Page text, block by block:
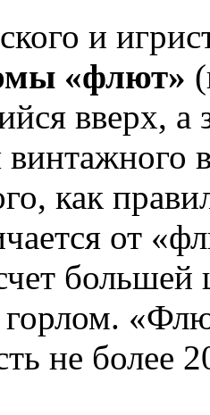
и
«флют»
вверх, а
винтажного
как
от
горлом.
не более